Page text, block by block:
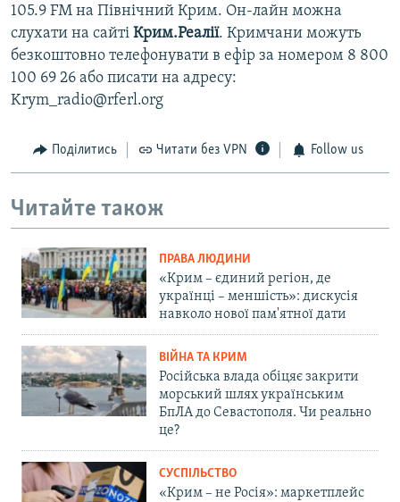
105.9 FM на Північний Крим. Он-лайн можна
слухати на сайті Крим.Реалії. Кримчани можуть
безкоштовно телефонувати в ефір за номером 8 800
100 69 26 або писати на адресу:
Krym_radio@rferl.org
Поділитись Читати без VPN Follow us
Читайте також
ПРАВА ЛЮДИНИ
«Крим – єдиний регіон, де
українці – меншість»: дискусія
навколо нової пам'ятної дати
ВІЙНА ТА КРИМ
Російська влада обіцяє закрити
морський шлях українським
БпЛА до Севастополя. Чи реально
це?
СУСПІЛЬСТВО
«Крим – не Росія»: маркетплейс